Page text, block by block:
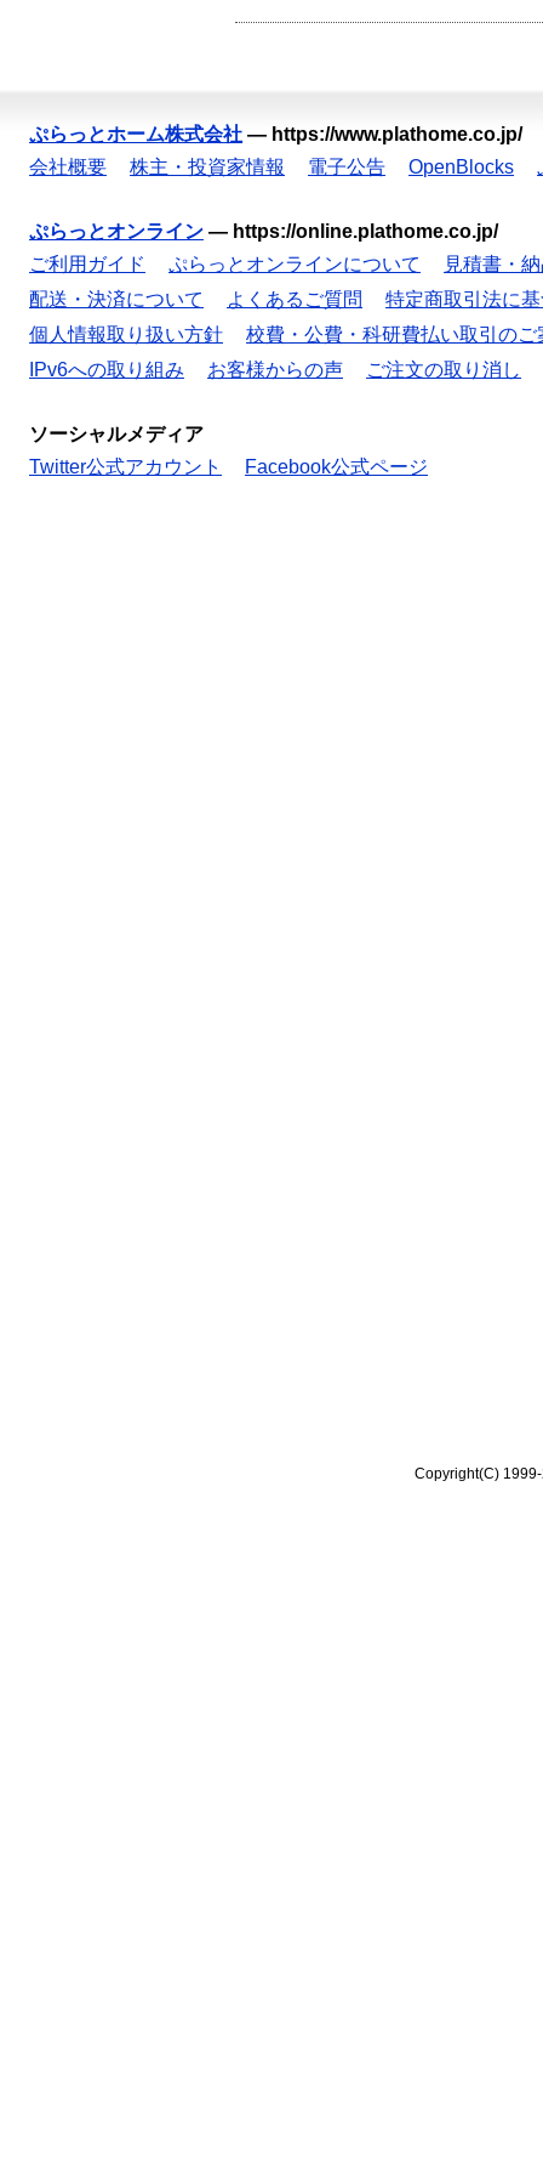
ぷらっとホーム株式会社 — https://www.plathome.co.jp/
会社概要
株主・投資家情報 電子公告 OpenBlocks
ぷらっとオンライン — https://online.plathome.co.jp/
ご利用ガイド
ぷらっとオンラインについて
見積書・
配送・決済について
よくあるご質問
特定商取引法に
個人情報取り扱い方針
校費・公費・科研費払い取引のご
IPv6への取り組み
お客様からの声 ご注文の取り消し
ソーシャルメディア
Twitter公式アカウント
Facebook公式ページ
Copyright(C)